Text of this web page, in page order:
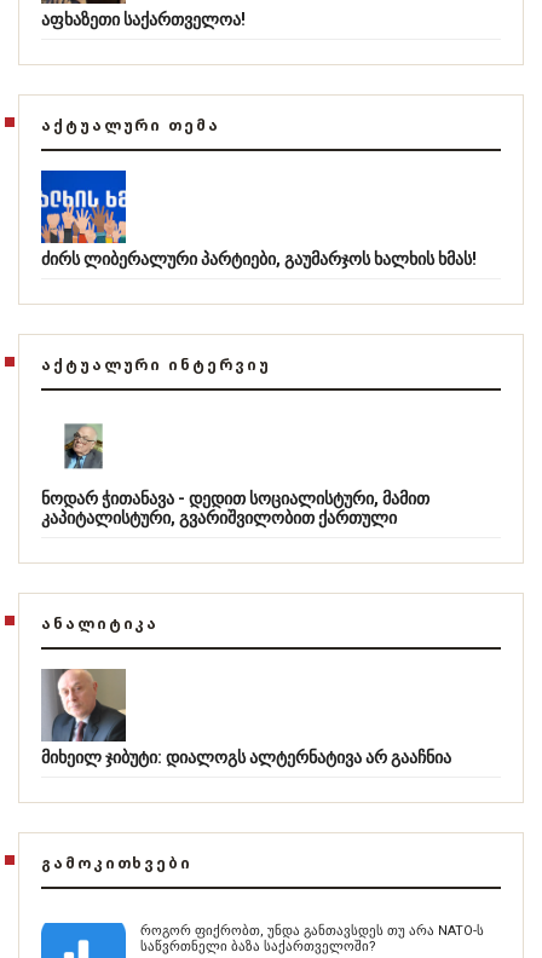
აფხაზეთი საქართველოა!
ᲐᲥᲢᲣᲐᲚᲣᲠᲘ ᲗᲔᲛᲐ
ძირს ლიბერალური პარტიები, გაუმარჯოს ხალხის ხმას!
ᲐᲥᲢᲣᲐᲚᲣᲠᲘ ᲘᲜᲢᲔᲠᲕᲘᲣ
ნოდარ ჭითანავა - დედით სოციალისტური, მამით
კაპიტალისტური, გვარიშვილობით ქართული
ᲐᲜᲐᲚᲘᲢᲘᲙᲐ
მიხეილ ჯიბუტი: დიალოგს ალტერნატივა არ გააჩნია
ᲒᲐᲛᲝᲙᲘᲗᲮᲕᲔᲑᲘ
როგორ ფიქრობთ, უნდა განთავსდეს თუ არა NATO-ს
საწვრთნელი ბაზა საქართველოში?